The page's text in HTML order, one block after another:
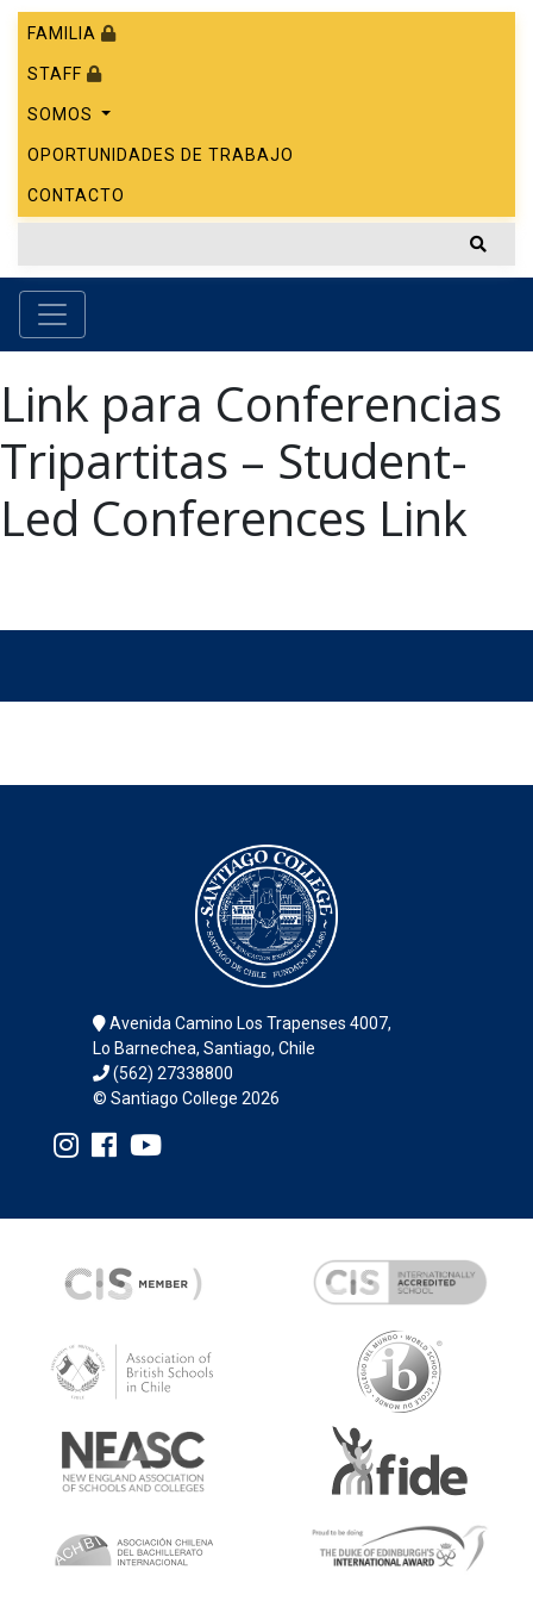
FAMILIA
STAFF
SOMOS
OPORTUNIDADES DE TRABAJO
CONTACTO
Link para Conferencias
Tripartitas – Student-
Led Conferences Link
Avenida Camino Los Trapenses 4007,
Lo Barnechea, Santiago, Chile
(562) 27338800
© Santiago College 2026